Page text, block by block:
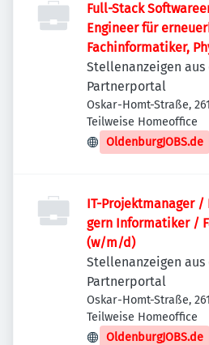
Full-Stack
Engineer für
Fachinformatiker,
Quereinsteiger (w/
Stellenanzeigen aus
Partnerportal
Oskar-Homt-Straße,
Deutschland
Teilweise Homeoffice
OldenburgJOBS.de
IT-Projektmanager /
gern Informatiker /
(w/m/d)
Stellenanzeigen aus
Partnerportal
Oskar-Homt-Straße,
Deutschland
Teilweise Homeoffice
OldenburgJOBS.de